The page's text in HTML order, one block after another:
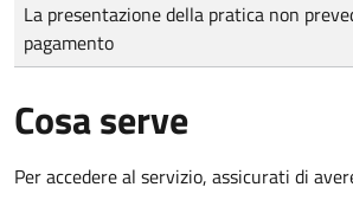
La presentazione della pratica non
pagamento
Cosa serve
Per accedere al servizio, assicurati di